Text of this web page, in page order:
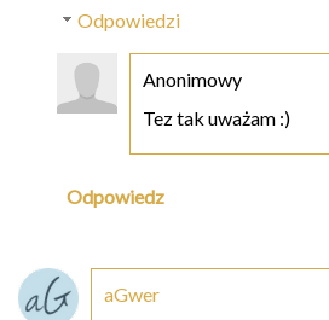
Odpowiedzi
Anonimowy
Tez tak uważam :)
Odpowiedz
aGwer